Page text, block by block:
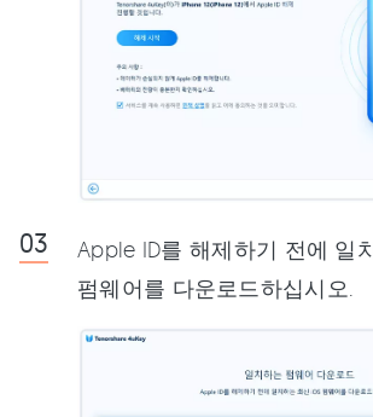
Apple ID를 해제하기 전에 일
펌웨어를 다운로드하십시오.